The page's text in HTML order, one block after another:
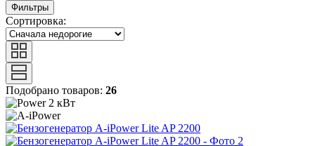
Фильтры
Сортировка:
Подобрано товаров: 26
2 кВт